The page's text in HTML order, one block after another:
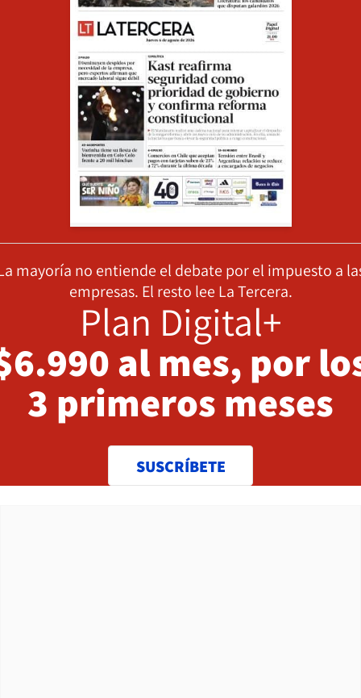
mayoría no entiende el debate por el impuesto a
empresas. El resto lee La Tercera.
Plan Digital+
al mes, por
3 primeros meses
SUSCRÍBETE